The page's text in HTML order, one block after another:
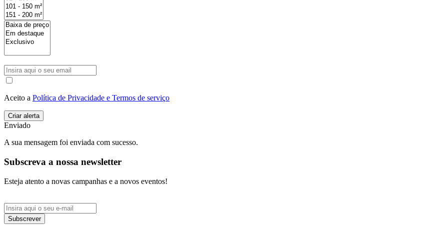
Aceito a Política de Privacidade e Termos de serviço
Enviado
A sua mensagem foi enviada com sucesso.
Subscreva a nossa newsletter
Esteja atento a novas campanhas e a novos eventos!